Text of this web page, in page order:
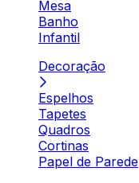
Mesa
Banho
Infantil
Decoração
Espelhos
Tapetes
Quadros
Cortinas
Papel de Parede